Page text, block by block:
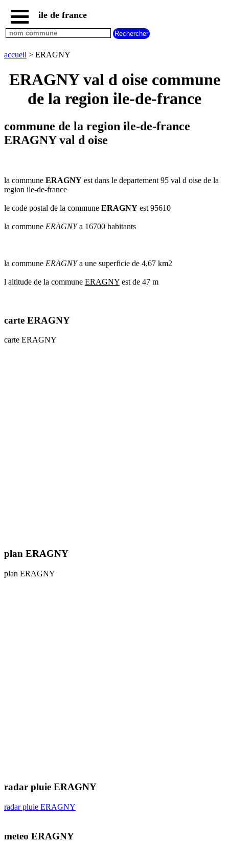
accueil
paris
communes
communes
hauts
seine
et
marne
saint
denis
val
oise
de
marne
communes
ile de france
accueil > ERAGNY
ERAGNY val d oise commune
de la region ile-de-france
commune de la region ile-de-france
ERAGNY val d oise
la commune ERAGNY est dans le departement 95 val d oise de la
region ile-de-france
le code postal de la commune ERAGNY est 95610
la commune ERAGNYa 16700 habitants
la commune ERAGNYa une superficie de 4,67 km2
l altitude de la commune ERAGNY est de 47 m
carte ERAGNY
carte ERAGNY
plan ERAGNY
plan ERAGNY
radar pluie ERAGNY
radar pluie ERAGNY
meteo ERAGNY